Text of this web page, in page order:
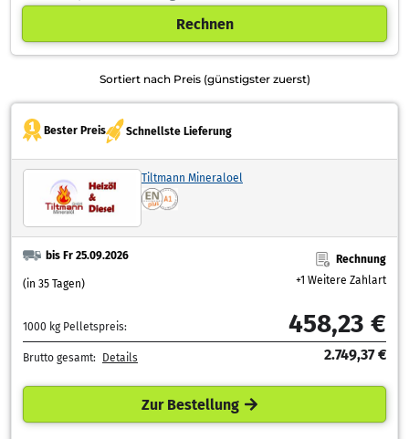
Rechnen
Sortiert nach Preis (günstigster zuerst)
Bester Preis Schnellste Lieferung
Tiltmann Mineraloel
bis Fr 25.09.2026
(in 35 Tagen)
Rechnung
+1 Weitere Zahlart
1000 kg Pelletspreis: 458,23 €
Brutto gesamt: Details 2.749,37 €
Zur Bestellung